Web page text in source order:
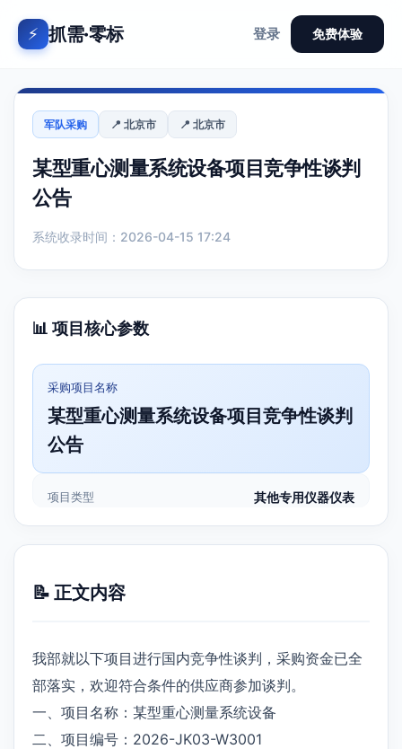
⚡ 抓需·零标 登录 免费体验
军队采购 📍 北京市 📍 北京市
某型重心测量系统设备项目竞争性谈判
公告
系统收录时间：2026-04-15 17:24
📊 项目核心参数
采购项目名称
某型重心测量系统设备项目竞争性谈判
公告
项目类型 其他专用仪器仪表
📝 正文内容
我部就以下项目进行国内竞争性谈判，采购资金已全
部落实，欢迎符合条件的供应商参加谈判。
一、项目名称：某型重心测量系统设备
二、项目编号：2026-JK03-W3001